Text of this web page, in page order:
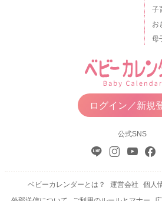
子
お
母
ログイン／新規
公式SNS
ベビーカレンダーとは？ 運営会社
個人